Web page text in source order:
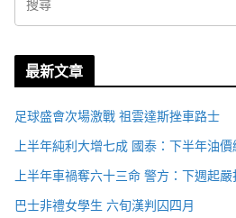
最新文章
足球盛會次場激戰 祖雲達斯挫車路士
上半年純利大增七成 國泰：下半年油
上半年車禍奪六十三命 警方：下週起
巴士非禮女學生 六旬漢判囚四月